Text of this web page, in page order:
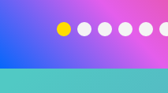
significato